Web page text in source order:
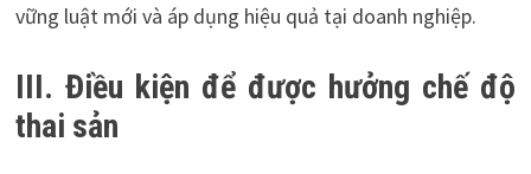
vững luật mới và áp dụng hiệu quả tại doanh nghiệp.
III. Điều kiện để được hưởng chế độ
thai sản